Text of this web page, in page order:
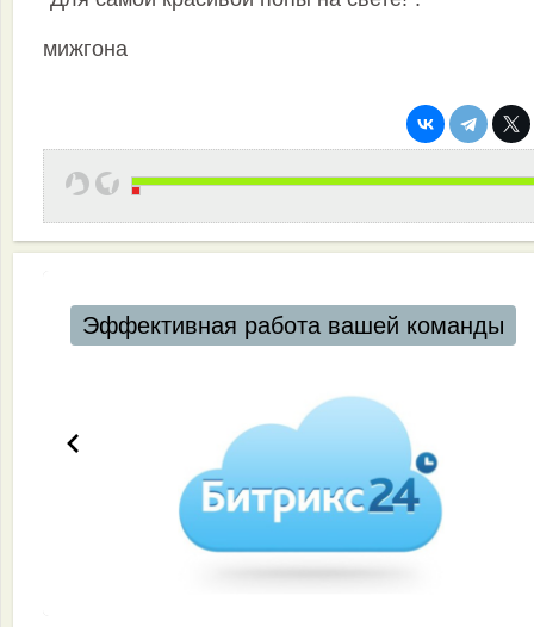
мижгонa
Эффективная работа вашей команды